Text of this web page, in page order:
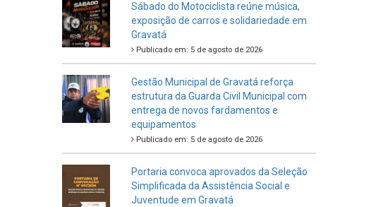
Sábado do Motociclista reúne música,
exposição de carros e solidariedade em
Gravatá
Publicado em: 5 de agosto de 2026
Gestão Municipal de Gravatá reforça
estrutura da Guarda Civil Municipal com
entrega de novos fardamentos e
equipamentos
Publicado em: 5 de agosto de 2026
Portaria convoca aprovados da Seleção
Simplificada da Assistência Social e
Juventude em Gravatá